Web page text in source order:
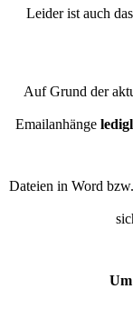
Leider ist auch
Auf Grund der
Emailanhänge
Dateien in Word